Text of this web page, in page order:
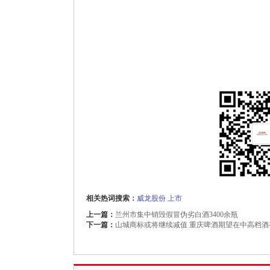
相关热词搜索： 威龙股份 上市
上一篇： 兰州市集中销毁假冒伪劣白酒3400余瓶
下一篇： 山城商标或将继续减值 重庆啤酒期望在中高档